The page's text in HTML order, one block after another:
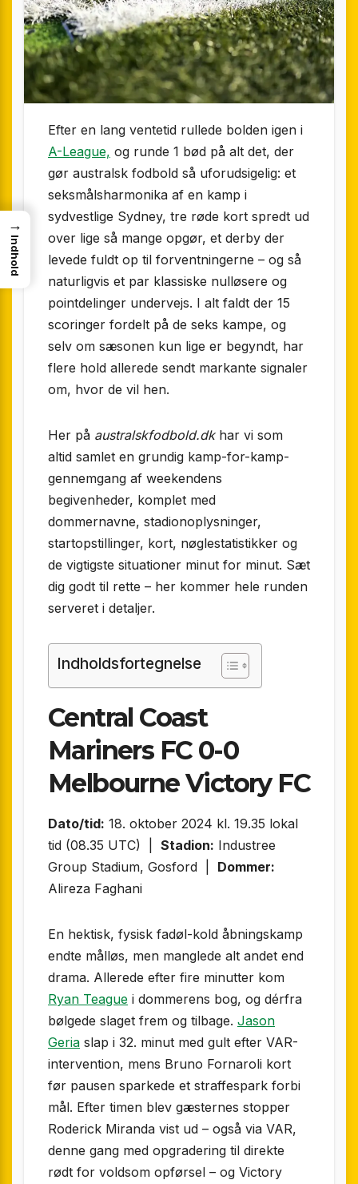
Efter en lang ventetid rullede bolden igen i
A-League, og runde 1 bød på alt det, der
gør australsk fodbold så uforudsigelig: et
seksmålsharmonika af en kamp i
sydvestlige Sydney, tre røde kort spredt ud
over lige så mange opgør, et derby der
levede fuldt op til forventningerne – og så
naturligvis et par klassiske nulløsere og
pointdelinger undervejs. I alt faldt der 15
scoringer fordelt på de seks kampe, og
selv om sæsonen kun lige er begyndt, har
flere hold allerede sendt markante signaler
om, hvor de vil hen.
Her på australskfodbold.dkhar vi som
altid samlet en grundig kamp-for-kamp-
gennemgang af weekendens
begivenheder, komplet med
dommernavne, stadionoplysninger,
startopstillinger, kort, nøglestatistikker og
de vigtigste situationer minut for minut. Sæt
dig godt til rette – her kommer hele runden
serveret i detaljer.
Indholdsfortegnelse
Central Coast
Mariners FC 0-0
Melbourne Victory FC
Dato/tid: 18. oktober 2024 kl. 19.35 lokal
tid (08.35 UTC) | Stadion: Industree
Group Stadium, Gosford | Dommer:
Alireza Faghani
En hektisk, fysisk fadøl-kold åbningskamp
endte målløs, men manglede alt andet end
drama. Allerede efter fire minutter kom
Ryan Teague i dommerens bog, og dérfra
bølgede slaget frem og tilbage. Jason
Geria slap i 32. minut med gult efter VAR-
intervention, mens Bruno Fornaroli kort
før pausen sparkede et straffespark forbi
mål. Efter timen blev gæsternes stopper
Roderick Miranda vist ud – også via VAR,
denne gang med opgradering til direkte
rødt for voldsom opførsel – og Victory
→
Indhold